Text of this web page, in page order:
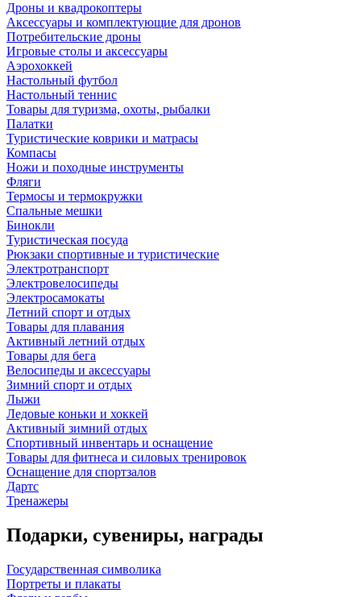
Дроны и квадрокоптеры
Аксессуары и комплектующие для дронов
Потребительские дроны
Игровые столы и аксессуары
Аэрохоккей
Настольный футбол
Настольный теннис
Товары для туризма, охоты, рыбалки
Палатки
Туристические коврики и матрасы
Компасы
Ножи и походные инструменты
Фляги
Термосы и термокружки
Спальные мешки
Бинокли
Туристическая посуда
Рюкзаки спортивные и туристические
Электротранспорт
Электровелосипеды
Электросамокаты
Летний спорт и отдых
Товары для плавания
Активный летний отдых
Товары для бега
Велосипеды и аксессуары
Зимний спорт и отдых
Лыжи
Ледовые коньки и хоккей
Активный зимний отдых
Спортивный инвентарь и оснащение
Товары для фитнеса и силовых тренировок
Оснащение для спортзалов
Дартс
Тренажеры
Подарки, сувениры, награды
Государственная символика
Портреты и плакаты